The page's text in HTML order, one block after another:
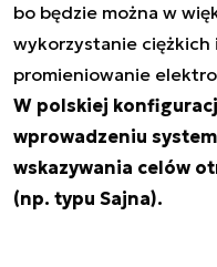
bo będzie można w
wykorzystanie ciężkich
promieniowanie
W polskiej
wprowadzeniu
wskazywania celów
(np. typu Sajna).